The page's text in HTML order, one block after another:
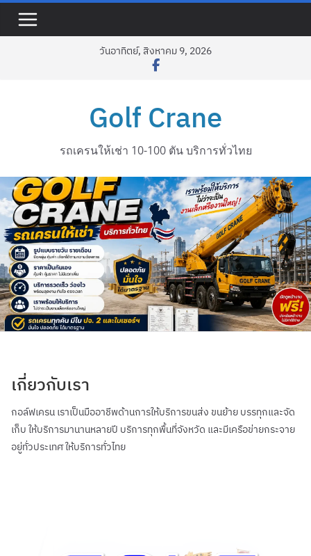
วันอาทิตย์, สิงหาคม 9, 2026
Golf Crane
รถเครนให้เช่า 10-100 ตัน บริการทั่วไทย
เกี่ยวกับเรา
กอล์ฟเครน เราเป็นมืออาชีพด้านการให้บริการขนส่ง ขนย้าย บรรทุกและจัด
เก็บ ให้บริการมานานหลายปี บริการทุกพื้นที่จังหวัด และมีเครือข่ายกระจาย
อยู่ทั่วประเทศ ให้บริการทั่วไทย